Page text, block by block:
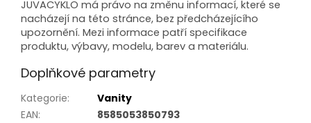
JUVACYKLO má právo na změnu informací, které se
nacházejí na této stránce, bez předcházejícího
upozornění. Mezi informace patří specifikace
produktu, výbavy, modelu, barev a materiálu.
Doplňkové parametry
Kategorie:
Vanity
EAN:
8585053850793